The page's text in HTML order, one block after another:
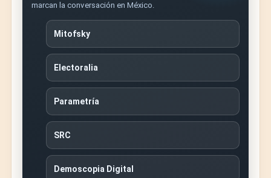
marcan la conversación en México.
Mitofsky
Electoralia
Parametría
SRC
Demoscopia Digital